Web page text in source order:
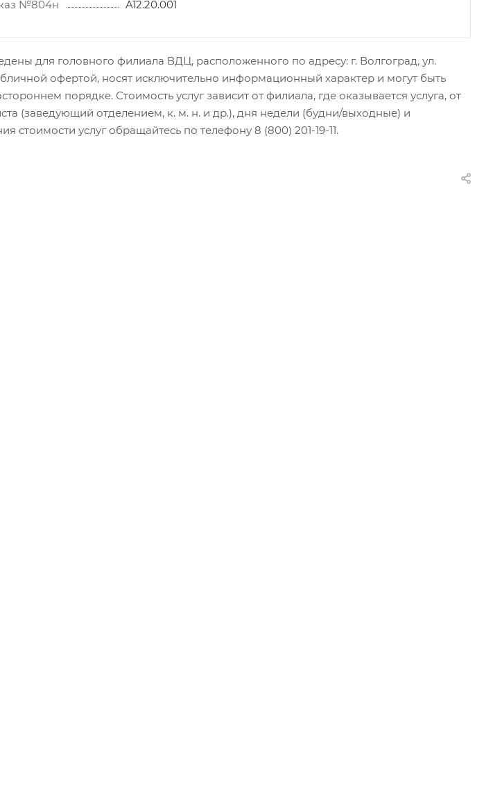
№804н
A12.20.001
для головного филиала ВДЦ, расположенного по адресу: г. Волгоград, ул.
офертой, носят исключительно информационный характер и могут быть
порядке. Стоимость услуг зависит от филиала, где оказывается услуга, от
(заведующий отделением, к. м. н. и др.), дня недели (будни/выходные) и
стоимости услуг обращайтесь по телефону 8 (800) 201-19-11.